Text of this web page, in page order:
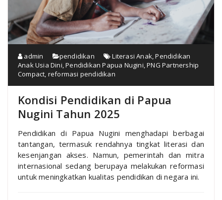
admin pendidikan Literasi Anak,Pendidikan
Anak Usia Dini,Pendidikan Papua Nugini,PNG Partnership
Compact, reformasi pendidikan
Kondisi Pendidikan di Papua
Nugini Tahun 2025
Pendidikan di Papua Nugini menghadapi berbagai
tantangan, termasuk rendahnya tingkat literasi dan
kesenjangan akses. Namun, pemerintah dan mitra
internasional sedang berupaya melakukan reformasi
untuk meningkatkan kualitas pendidikan di negara ini.